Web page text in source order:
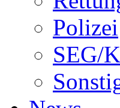
Polizei
SEG/